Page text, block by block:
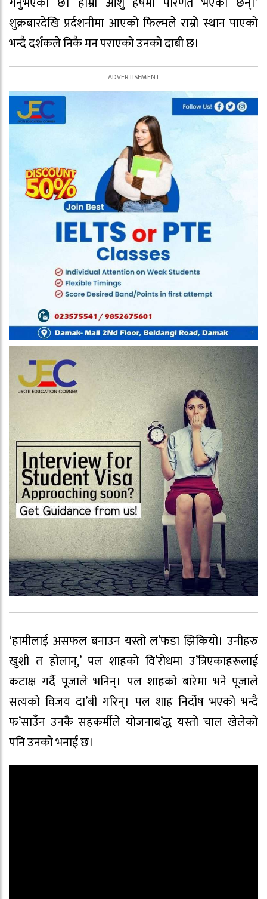
शुक्रबारदेखि प्रर्दशनीमा आएको फिल्मले राम्रो स्थान पाएको
भन्दै दर्शकले निकै मन पराएको उनको दाबी छ।
‘हामीलाई असफल बनाउन यस्तो ल’फडा झिकियो। उनीहरु
खुशी त होलान्,’ पल शाहको वि’रोधमा उ’त्रिएकाहरूलाई
कटाक्ष गर्दै पूजाले भनिन्। पल शाहको बारेमा भने पूजाले
सत्यको विजय दा’बी गरिन्। पल शाह निर्दोष भएको भन्दै
फ’साउँन उनकै सहकर्मीले योजनाब’द्ध यस्तो चाल खेलेको
पनि उनको भनाई छ।